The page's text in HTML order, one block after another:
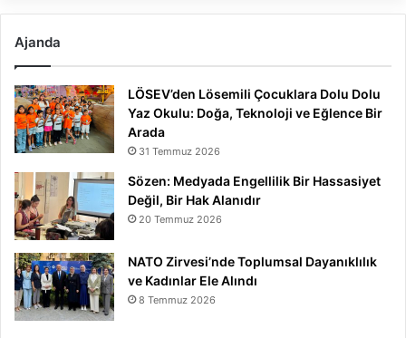
Ajanda
LÖSEV’den Lösemili Çocuklara Dolu Dolu
Yaz Okulu: Doğa, Teknoloji ve Eğlence Bir
Arada
31 Temmuz 2026
Sözen: Medyada Engellilik Bir Hassasiyet
Değil, Bir Hak Alanıdır
20 Temmuz 2026
NATO Zirvesi’nde Toplumsal Dayanıklılık
ve Kadınlar Ele Alındı
8 Temmuz 2026